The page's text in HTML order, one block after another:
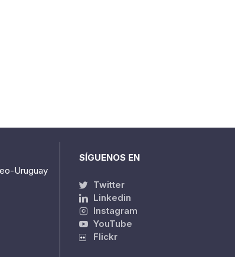
Uruguay
SÍGUENOS EN
Twitter
Linkedin
Instagram
YouTube
Flickr